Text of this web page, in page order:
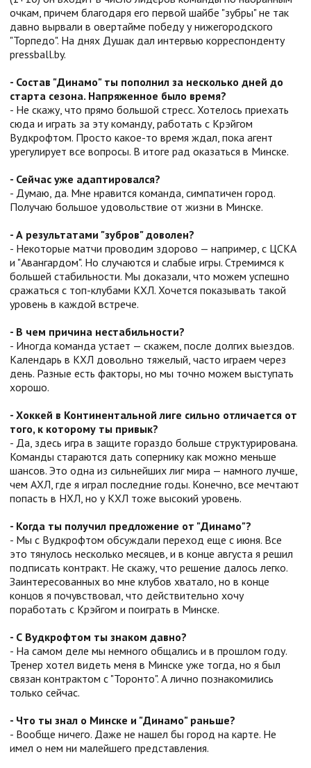
очкам, причем благодаря его первой шайбе "зубры" не так
давно вырвали в овертайме победу у нижегородского
"Торпедо". На днях Душак дал интервью корреспонденту
pressball.by.
- Состав "Динамо" ты пополнил за несколько дней до
старта сезона. Напряженное было время?
- Не скажу, что прямо большой стресс. Хотелось приехать
сюда и играть за эту команду, работать с Крэйгом
Вудкрофтом. Просто какое-то время ждал, пока агент
урегулирует все вопросы. В итоге рад оказаться в Минске.
- Сейчас уже адаптировался?
- Думаю, да. Мне нравится команда, симпатичен город.
Получаю большое удовольствие от жизни в Минске.
- А результатами "зубров" доволен?
- Некоторые матчи проводим здорово — например, с ЦСКА
и "Авангардом". Но случаются и слабые игры. Стремимся к
большей стабильности. Мы доказали, что можем успешно
сражаться с топ-клубами КХЛ. Хочется показывать такой
уровень в каждой встрече.
- В чем причина нестабильности?
- Иногда команда устает — скажем, после долгих выездов.
Календарь в КХЛ довольно тяжелый, часто играем через
день. Разные есть факторы, но мы точно можем выступать
хорошо.
- Хоккей в Континентальной лиге сильно отличается от
того, к которому ты привык?
- Да, здесь игра в защите гораздо больше структурирована.
Команды стараются дать сопернику как можно меньше
шансов. Это одна из сильнейших лиг мира — намного лучше,
чем АХЛ, где я играл последние годы. Конечно, все мечтают
попасть в НХЛ, но у КХЛ тоже высокий уровень.
- Когда ты получил предложение от "Динамо"?
- Мы с Вудкрофтом обсуждали переход еще с июня. Все
это тянулось несколько месяцев, и в конце августа я решил
подписать контракт. Не скажу, что решение далось легко.
Заинтересованных во мне клубов хватало, но в конце
концов я почувствовал, что действительно хочу
поработать с Крэйгом и поиграть в Минске.
- С Вудкрофтом ты знаком давно?
- На самом деле мы немного общались и в прошлом году.
Тренер хотел видеть меня в Минске уже тогда, но я был
связан контрактом с "Торонто". А лично познакомились
только сейчас.
- Что ты знал о Минске и "Динамо" раньше?
- Вообще ничего. Даже не нашел бы город на карте. Не
имел о нем ни малейшего представления.